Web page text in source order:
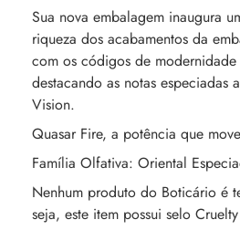
Sua nova embalagem inaugura
riqueza dos acabamentos da
com os códigos de
destacando as notas especiadas
Vision.
Quasar Fire, a potência que
Família Olfativa: Oriental
Nenhum produto do Boticário é
seja, este item possui selo